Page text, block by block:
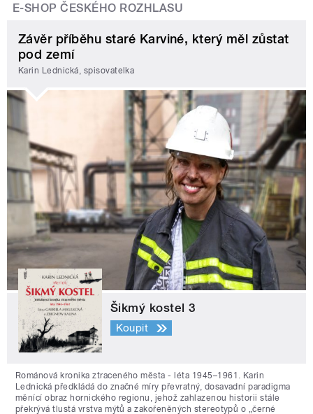
E-SHOP ČESKÉHO ROZHLASU
Závěr příběhu staré Karviné, který měl zůstat
pod zemí
Karin Lednická, spisovatelka
Šikmý kostel 3
Koupit
Románová kronika ztraceného města - léta 1945–1961. Karin
Lednická předkládá do značné míry převratný, dosavadní paradigma
měnící obraz hornického regionu, jehož zahlazenou historii stále
překrývá tlustá vrstva mýtů a zakořeněných stereotypů o „černé